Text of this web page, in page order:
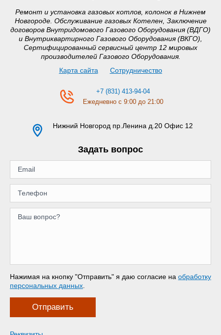
Ремонт и установка газовых котлов, колонок в Нижнем
Новгороде. Обслуживание газовых Котелен, Заключение
договоров Внутридомового Газового Оборудования (ВДГО)
и Внутриквартирного Газового Оборудования (ВКГО),
Сертифицированный сервисный центр 12 мировых
производителей Газового Оборудования.
Карта сайта
Сотрудничество
+7 (831) 413-94-04
Ежедневно с 9:00 до 21:00
Нижний Новгород пр.Ленина д.20 Офис 12
Задать вопрос
Нажимая на кнопку "Отправить" я даю согласие на обработку
персональных данных
Отправить